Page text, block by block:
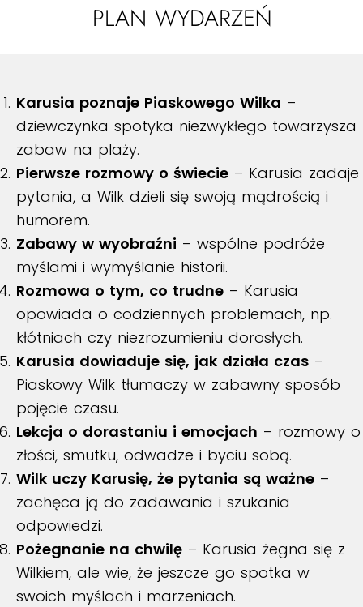
PLAN WYDARZEŃ
Karusia poznaje Piaskowego Wilka –
dziewczynka spotyka niezwykłego towarzysza
zabaw na plaży.
Pierwsze rozmowy o świecie – Karusia zadaje
pytania, a Wilk dzieli się swoją mądrością i
humorem.
Zabawy w wyobraźni – wspólne podróże
myślami i wymyślanie historii.
Rozmowa o tym, co trudne – Karusia
opowiada o codziennych problemach, np.
kłótniach czy niezrozumieniu dorosłych.
Karusia dowiaduje się, jak działa czas –
Piaskowy Wilk tłumaczy w zabawny sposób
pojęcie czasu.
Lekcja o dorastaniu i emocjach – rozmowy o
złości, smutku, odwadze i byciu sobą.
Wilk uczy Karusię, że pytania są ważne –
zachęca ją do zadawania i szukania
odpowiedzi.
Pożegnanie na chwilę – Karusia żegna się z
Wilkiem, ale wie, że jeszcze go spotka w
swoich myślach i marzeniach.